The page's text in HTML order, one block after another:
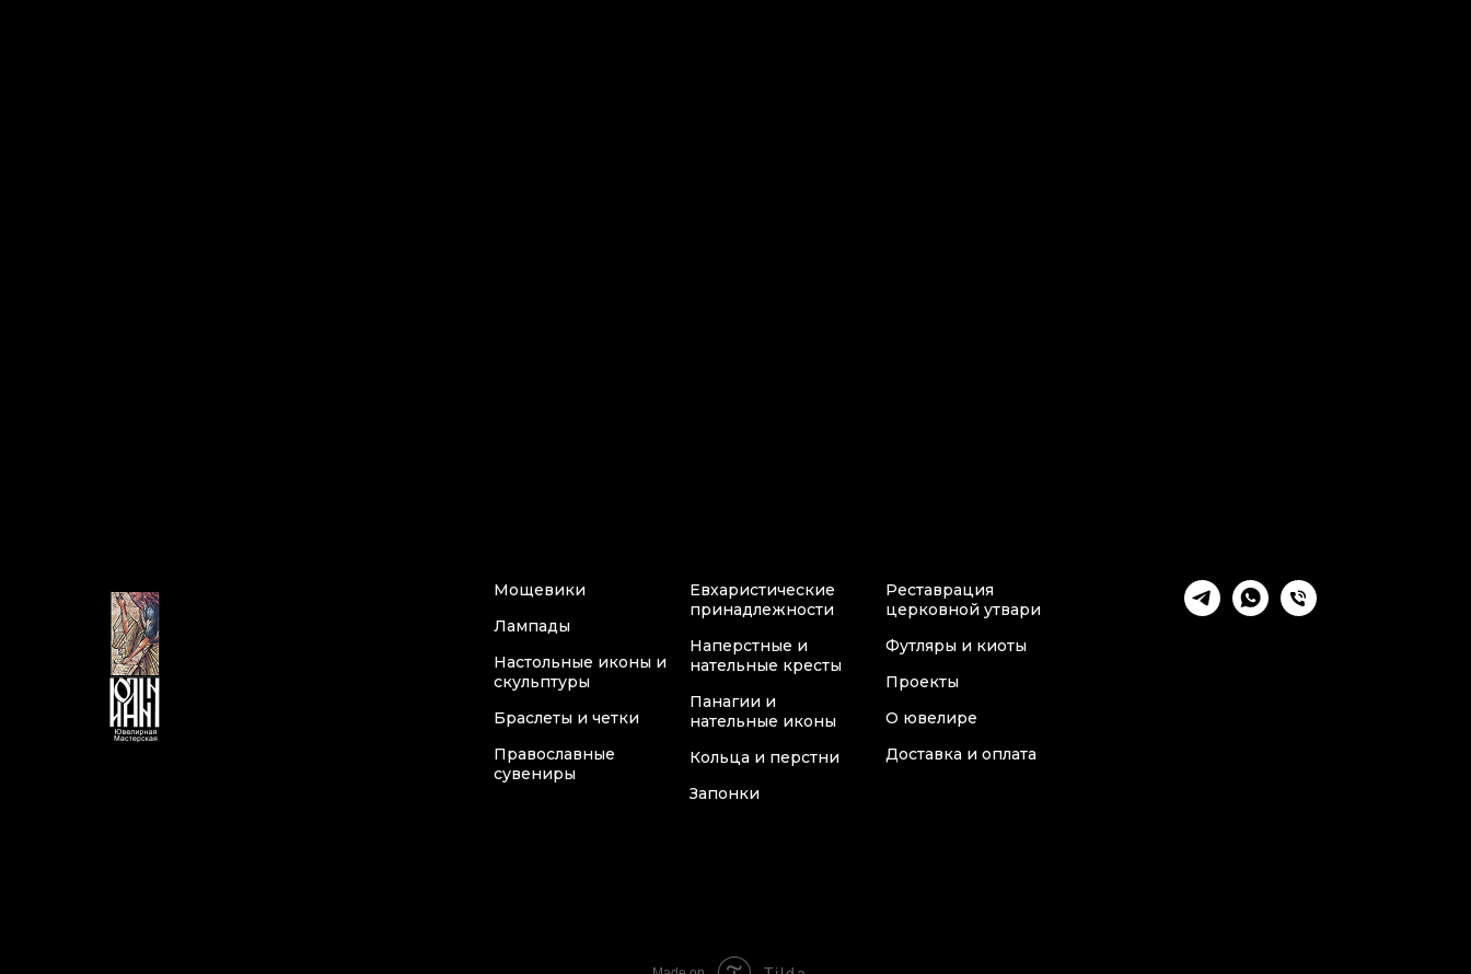
Мощевики
Лампады
Настольные иконы и
скульптуры
Браслеты и четки
Православные
сувениры
Евхаристические
принадлежности
Наперстные и
нательные кресты
Панагии и
нательные иконы
Кольца и перстни
Запонки
Реставрация
церковной утвари
Футляры и киоты
Проекты
О ювелире
Доставка и оплата